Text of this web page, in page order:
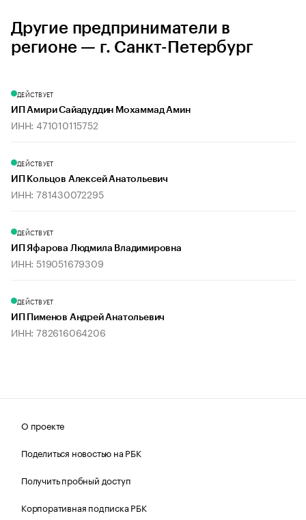
Другие предприниматели в
регионе — г. Санкт-Петербург
ДЕЙСТВУЕТ
ИП Амири Сайадуддин Мохаммад Амин
ИНН: 471010115752
ДЕЙСТВУЕТ
ИП Кольцов Алексей Анатольевич
ИНН: 781430072295
ДЕЙСТВУЕТ
ИП Яфарова Людмила Владимировна
ИНН: 519051679309
ДЕЙСТВУЕТ
ИП Пименов Андрей Анатольевич
ИНН: 782616064206
О проекте
Поделиться новостью на РБК
Получить пробный доступ
Корпоративная подписка РБК